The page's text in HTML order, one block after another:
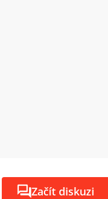
Začít diskuzi